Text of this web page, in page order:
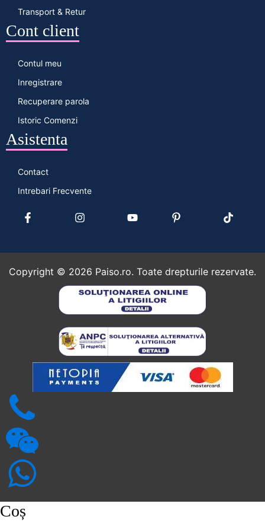
Transport & Retur
Cont client
Contul meu
Inregistrare
Recuperare parola
Istoric Comenzi
Asistenta
Contact
Intrebari Frecvente
Copyright © 2026 Paiso.ro. Toate drepturile rezervate.
Coș